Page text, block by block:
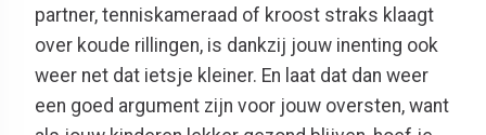
partner, tenniskameraad of kroost straks klaagt
over koude rillingen, is dankzij jouw inenting ook
weer net dat ietsje kleiner. En laat dat dan weer
een goed argument zijn voor jouw oversten, want